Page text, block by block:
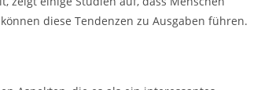
diese Tendenzen zu Ausgaben führen.